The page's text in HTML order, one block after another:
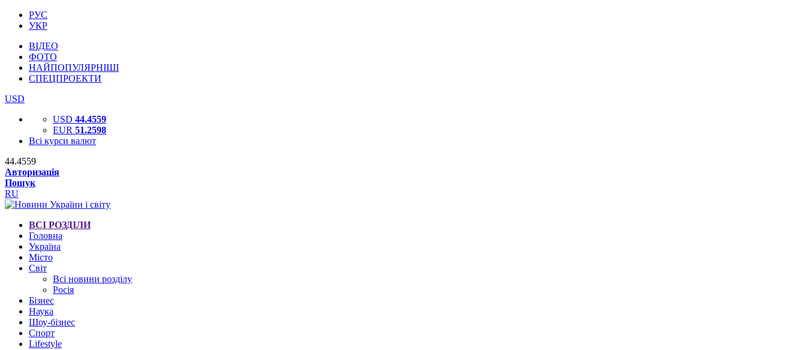
РУС
УКР
ВІДЕО
ФОТО
НАЙПОПУЛЯРНІШІ
СПЕЦПРОЕКТИ
USD
USD 44.4559
EUR 51.2598
Всі курси валют
44.4559
Авторизація
Пошук
RU
ВСІ РОЗДІЛИ
Головна
Україна
Місто
Світ
Всі новини розділу
Росія
Бізнес
Наука
Шоу-бізнес
Спорт
Lifestyle